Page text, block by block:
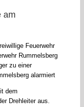
am
Feuerwehr
Rummelsberg
zu einer
alarmiert
dem
Drehleiter aus.